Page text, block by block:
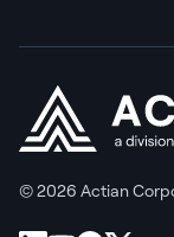
© 2026 Actian